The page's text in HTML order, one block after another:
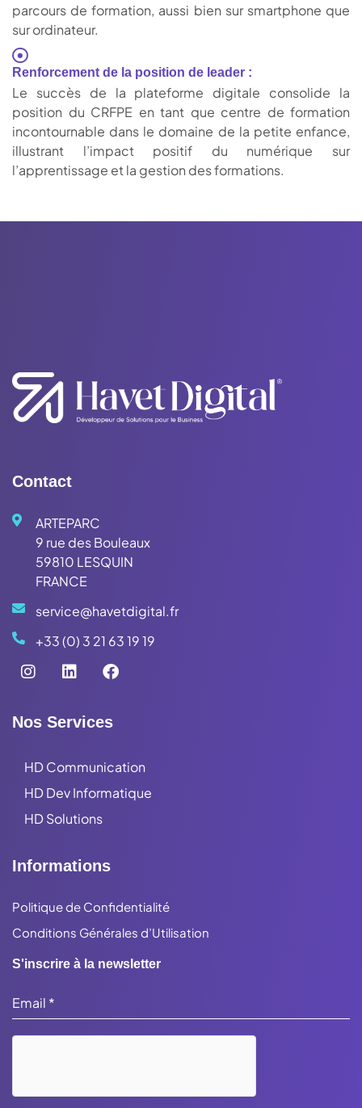
parcours de formation, aussi bien sur smartphone que
sur ordinateur.
Renforcement de la position de leader :
Le succès de la plateforme digitale consolide la
position du CRFPE en tant que centre de formation
incontournable dans le domaine de la petite enfance,
illustrant l’impact positif du numérique sur
l’apprentissage et la gestion des formations.
Contact
ARTEPARC
9 rue des Bouleaux
59810 LESQUIN
FRANCE
service@havetdigital.fr
+33 (0) 3 21 63 19 19
Nos Services
HD Communication
HD Dev Informatique
HD Solutions
Informations
Politique de Confidentialité
Conditions Générales d’Utilisation
S'inscrire à la newsletter
Email *